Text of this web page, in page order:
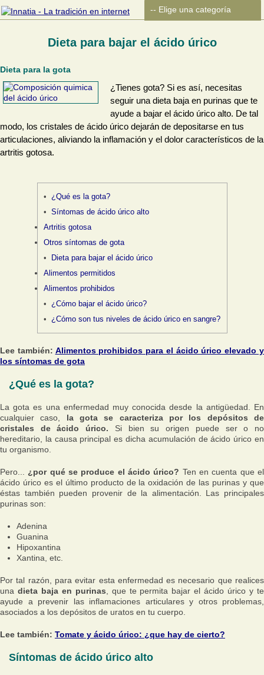
Dieta para bajar el ácido úrico
Dieta para la gota
¿Tienes gota? Si es así, necesitas
seguir una dieta baja en purinas que te
ayude a bajar el ácido úrico alto. De tal
modo, los cristales de ácido úrico dejarán de depositarse en tus
articulaciones, aliviando la inflamación y el dolor característicos de la
artritis gotosa.
¿Qué es la gota?
Síntomas de ácido úrico alto
Artritis gotosa
Otros síntomas de gota
Dieta para bajar el ácido úrico
Alimentos permitidos
Alimentos prohibidos
¿Cómo bajar el ácido úrico?
¿Cómo son tus niveles de ácido úrico en sangre?
Lee también: Alimentos prohibidos para el ácido úrico elevado y
los síntomas de gota
¿Qué es la gota?
La gota es una enfermedad muy conocida desde la antigüedad. En
cualquier caso, la gota se caracteriza por los depósitos de
cristales de ácido úrico. Si bien su origen puede ser o no
hereditario, la causa principal es dicha acumulación de ácido úrico en
tu organismo.
Pero... ¿por qué se produce el ácido úrico? Ten en cuenta que el
ácido úrico es el último producto de la oxidación de las purinas y que
éstas también pueden provenir de la alimentación. Las principales
purinas son:
Adenina
Guanina
Hipoxantina
Xantina, etc.
Por tal razón, para evitar esta enfermedad es necesario que realices
una dieta baja en purinas , que te permita bajar el ácido úrico y te
ayude a prevenir las inflamaciones articulares y otros problemas,
asociados a los depósitos de uratos en tu cuerpo.
Lee también: Tomate y ácido úrico: ¿que hay de cierto?
Síntomas de ácido úrico alto